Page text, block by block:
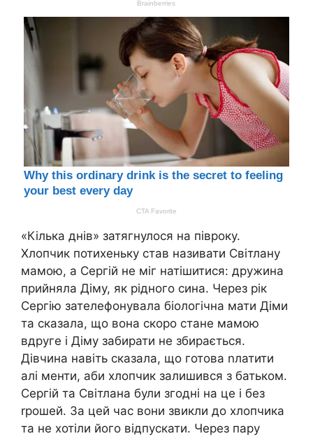
«Кілька днів» затягнулося на півроку.
Хлопчик потихеньку став називати Світлану
мамою, а Сергій не міг натішитися: дружина
прийняла Діму, як рідного сина. Через рік
Сергію зателефонувала біологічна мати Діми
та сказала, що вона скоро стане мамою
вдруге і Діму забирати не збирається.
Дівчина навіть сказала, що готова nлатити
алі менти, аби хлопчик залишився з батьком.
Сергій та Світлана були згодні на це і без
rрошей. За цей час вони звикли до хлопчика
та не хотіли його відпускати. Через пару